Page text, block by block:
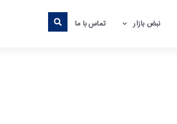
نبض بازار تماس با ما